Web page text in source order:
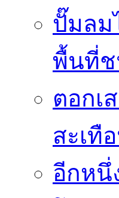
ปั๊มลม
พื้นที่
ตอกเ
สะเทื
อีกหนึ่